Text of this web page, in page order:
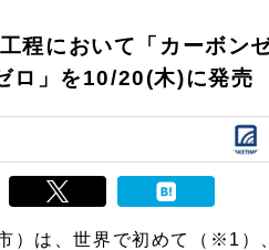
程において「カーボン
ロ」を10/20(木)に発売
）は、世界で初めて（※1）